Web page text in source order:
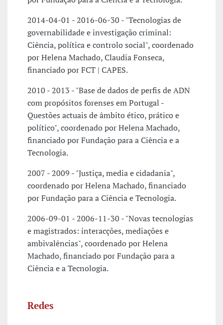
2014-04-01 - 2016-06-30 - "Tecnologias de
governabilidade e investigação criminal:
Ciência, política e controlo social", coordenado
por Helena Machado, Claudia Fonseca,
financiado por FCT | CAPES.
2010 - 2013 - "Base de dados de perfis de ADN
com propósitos forenses em Portugal -
Questões actuais de âmbito ético, prático e
político", coordenado por Helena Machado,
financiado por Fundação para a Ciência e a
Tecnologia.
2007 - 2009 - "Justiça, media e cidadania",
coordenado por Helena Machado, financiado
por Fundação para a Ciência e Tecnologia.
2006-09-01 - 2006-11-30 - "Novas tecnologias
e magistrados: interacções, mediações e
ambivalências", coordenado por Helena
Machado, financiado por Fundação para a
Ciência e a Tecnologia.
Redes